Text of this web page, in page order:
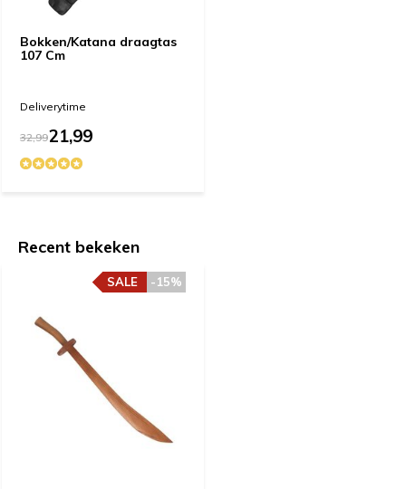
Bokken/Katana draagtas
107 Cm
Deliverytime
32,9921,99
Recent bekeken
-15%
SALE